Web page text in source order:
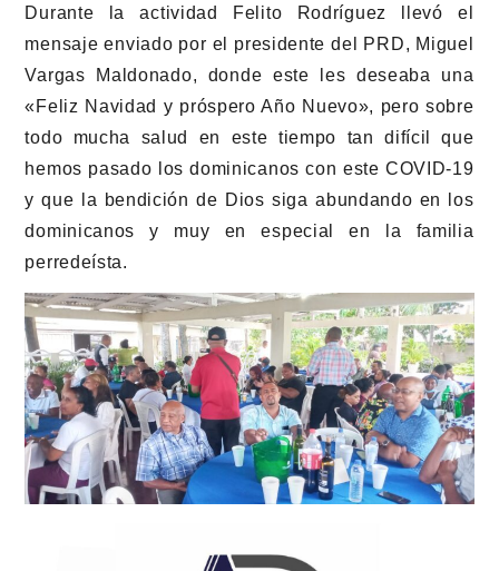
Durante la actividad Felito Rodríguez llevó el
mensaje enviado por el presidente del PRD, Miguel
Vargas Maldonado, donde este les deseaba una
«Feliz Navidad y próspero Año Nuevo», pero sobre
todo mucha salud en este tiempo tan difícil que
hemos pasado los dominicanos con este COVID-19
y que la bendición de Dios siga abundando en los
dominicanos y muy en especial en la familia
perredeísta.